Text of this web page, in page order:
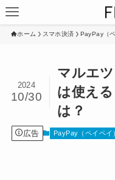
ホーム スマホ決済 PayPay（ペ
マルエ
は使え
は？
2024
10/30
広告 PayPay（ペイペイ